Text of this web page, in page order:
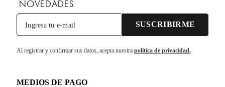
NOVEDADES
SUSCRIBIRME
Al registrar y confirmar sus datos, acepta nuestra política de privacidad.
MEDIOS DE PAGO